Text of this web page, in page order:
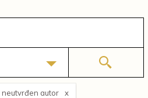
neutvrđen autor